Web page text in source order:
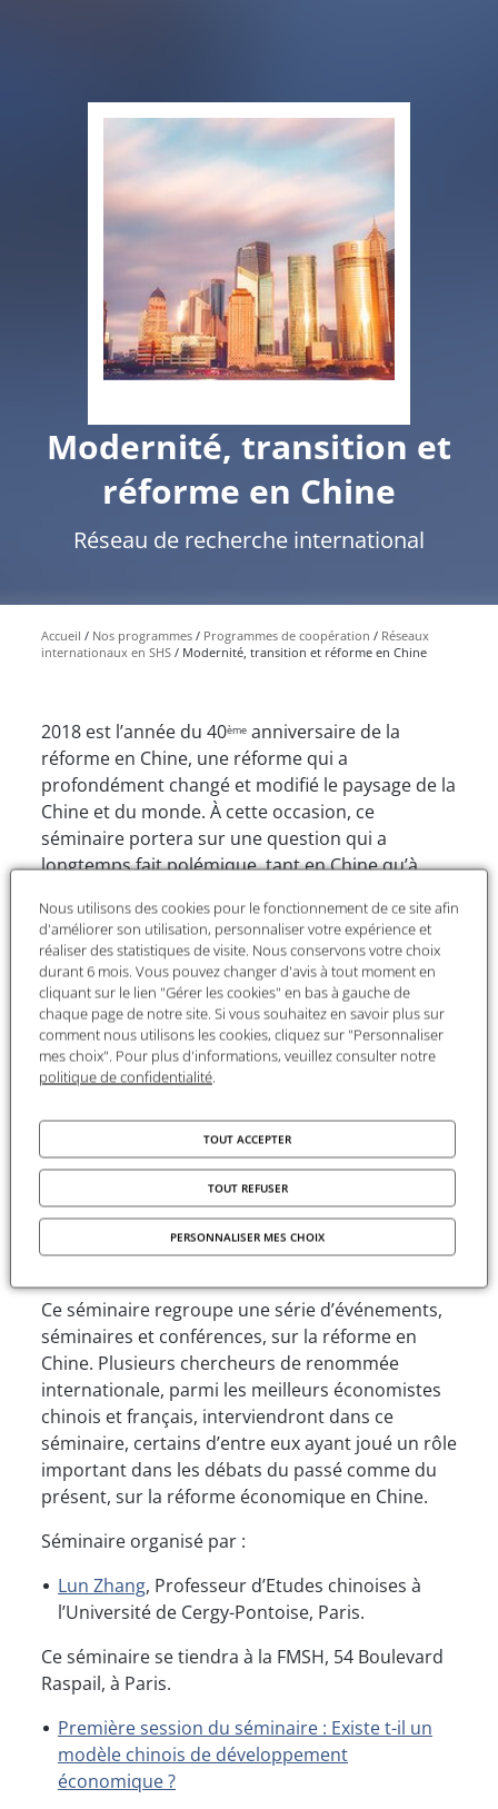
Modernité, transition et
réforme en Chine
Réseau de recherche international
Accueil Nos programmes Programmes de coopération
Réseaux
internationaux en SHS
Modernité, transition et réforme en Chine
2018 est l’année du 40ème anniversaire de la
réforme en Chine, une réforme qui a
profondément changé et modifié le paysage de la
Chine et du monde. À cette occasion, ce
séminaire portera sur une question qui a
longtemps fait polémique, tant en Chine qu’à
chez les hommes politiques : existe-il un modèle
de développement économique spécifique à la
Chine ? Ce séminaire tentera de retracer le
parcours et les enjeux rencontrés à chaque
étape de la réforme via l’analyse des débats de
ces dernières décennies. Il essaiera de dégager
certains traits qui caractérisent ce processus de
avec d’autres expériences, notamment celles des
pays asiatiques, et du réexamen des théories en
matière de développement. Nous examinerons
les nouvelles donnes qui conditionnent
l’évolution probable de l’économie chinoise dans
les années à venir.
Ce séminaire regroupe une série d’événements,
séminaires et conférences, sur la réforme en
Chine. Plusieurs chercheurs de renommée
internationale, parmi les meilleurs économistes
chinois et français, interviendront dans ce
séminaire, certains d’entre eux ayant joué un rôle
important dans les débats du passé comme du
présent, sur la réforme économique en Chine.
Séminaire organisé par :
Lun Zhang, Professeur d’Etudes chinoises à
l’Université de Cergy-Pontoise, Paris.
Ce séminaire se tiendra à la FMSH, 54 Boulevard
Raspail, à Paris.
Première session du séminaire : Existe t-il un
modèle chinois de développement
économique ?
Nous utilisons des cookies pour le fonctionnement de ce site afin
d'améliorer son utilisation, personnaliser votre expérience et
réaliser des statistiques de visite. Nous conservons votre choix
durant 6 mois. Vous pouvez changer d'avis à tout moment en
cliquant sur le lien "Gérer les cookies" en bas à gauche de
chaque page de notre site. Si vous souhaitez en savoir plus sur
comment nous utilisons les cookies, cliquez sur "Personnaliser
mes choix". Pour plus d'informations, veuillez consulter notre
politique de confidentialité.
TOUT ACCEPTER
TOUT REFUSER
PERSONNALISER MES CHOIX